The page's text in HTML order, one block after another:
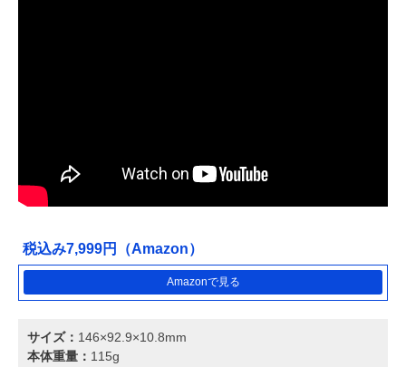
税込み7,999円（Amazon）
Amazonで見る
サイズ： 146×92.9×10.8mm
本体重量： 115g